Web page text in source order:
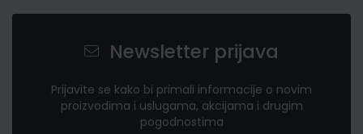
Newsletter prijava
Prijavite se kako bi primali informacije o novim
proizvodima i uslugama, akcijama i drugim
pogodnostima